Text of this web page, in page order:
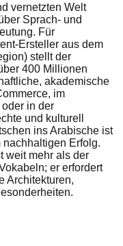
vernetzten Welt
Sprach- und
Für
Ersteller aus dem
stellt der
400 Millionen
akademische
im
in der
und kulturell
ins Arabische ist
Erfolg.
weit mehr als der
er erfordert
Architekturen,